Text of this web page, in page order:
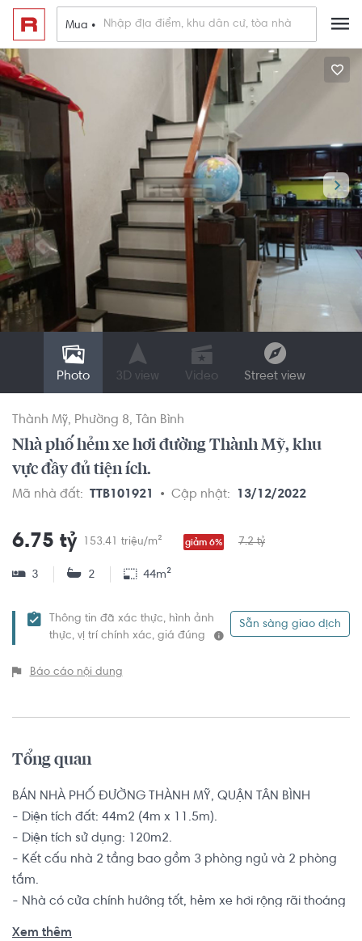
Mua •
Photo 3D view Video Street view
Thành Mỹ Phường 8 Tân Bình
Nhà phố hẻm xe hơi đường Thành Mỹ, khu
vực đầy đủ tiện ích.
Mã nhà đất: TTB101921 Cập nhật: 13/12/2022
6.75 tỷ 153.41 triệu/m² giảm 6% 7.2 tỷ
3 2 44m²
Thông tin đã xác thực, hình ảnh
thực, vị trí chính xác, giá đúng
Sẵn sàng giao dịch
Báo cáo nội dung
Tổng quan
BÁN NHÀ PHỐ ĐƯỜNG THÀNH MỸ, QUẬN TÂN BÌNH
- Diện tích đất: 44m2 (4m x 11.5m).
- Diện tích sử dụng: 120m2.
- Kết cấu nhà 2 tầng bao gồm 3 phòng ngủ và 2 phòng
tắm.
- Nhà có cửa chính hướng tốt, hẻm xe hơi rộng rãi thoáng
Xem thêm